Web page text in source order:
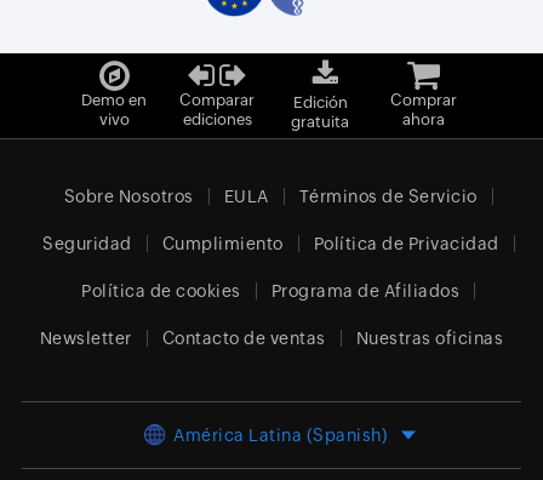
Demo en
vivo
Comparar
ediciones
Edición
gratuita
Comprar
ahora
Sobre Nosotros EULA Términos de Servicio
Seguridad Cumplimiento Política de Privacidad
Política de cookies Programa de Afiliados
Newsletter Contacto de ventas Nuestras oficinas
América Latina (Spanish)